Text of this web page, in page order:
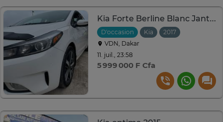
Kia Forte Berline Blanc Jantes Sport
D'occasion Kia 2017
VDN, Dakar
11. juil., 23:58
5 999 000 F Cfa